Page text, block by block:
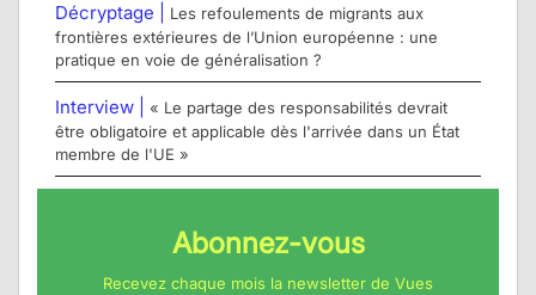
Décryptage |
Les refoulements de migrants aux
frontières extérieures de l’Union européenne : une
pratique en voie de généralisation ?
Interview |
« Le partage des responsabilités devrait
être obligatoire et applicable dès l'arrivée dans un État
membre de l'UE »
Abonnez-vous
Recevez chaque mois la newsletter de Vues